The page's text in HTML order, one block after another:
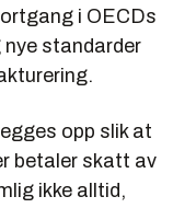
i OECDs
standarder
opp slik at
betaler skatt av
ikke alltid,